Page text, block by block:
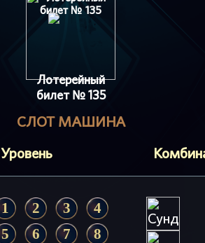
Лотерейный
билет № 135
СЛОТ МАШИНА
Уровень
1 2 3
4
5
6 7
8